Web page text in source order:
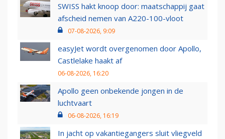
SWISS hakt knoop door: maatschappij gaat
afscheid nemen van A220-100-vloot
07-08-2026, 9:09
easyJet wordt overgenomen door Apollo,
Castlelake haakt af
06-08-2026, 16:20
Apollo geen onbekende jongen in de
luchtvaart
06-08-2026, 16:19
In jacht op vakantiegangers sluit vliegveld